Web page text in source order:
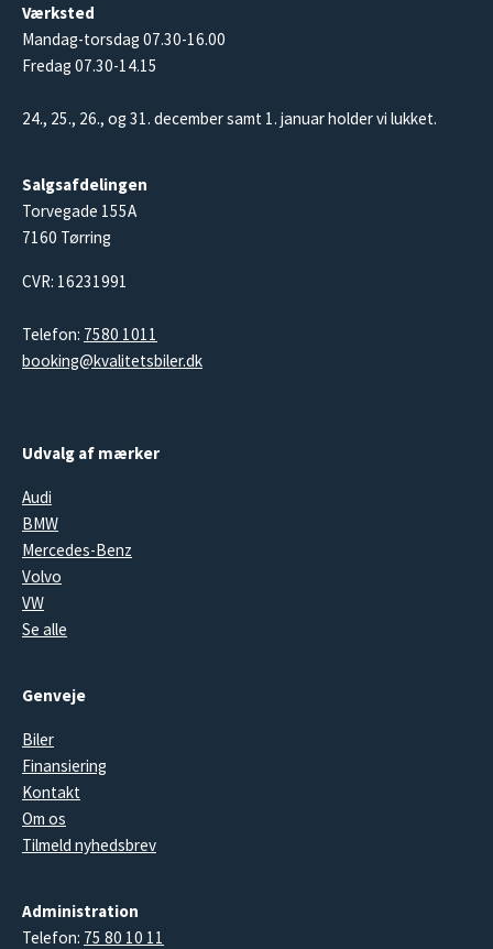
Værksted
Mandag-torsdag 07.30-16.00
Fredag 07.30-14.15
24., 25., 26., og 31. december samt 1. januar holder vi lukket.
Salgsafdelingen
Torvegade 155A
7160 Tørring
CVR: 16231991
Telefon: 7580 1011
booking@kvalitetsbiler.dk
Udvalg af mærker
Audi
BMW
Mercedes-Benz
Volvo
VW
Se alle
Genveje
Biler
Finansiering
Kontakt
Om os
Tilmeld nyhedsbrev
Administration
Telefon: 75 80 10 11